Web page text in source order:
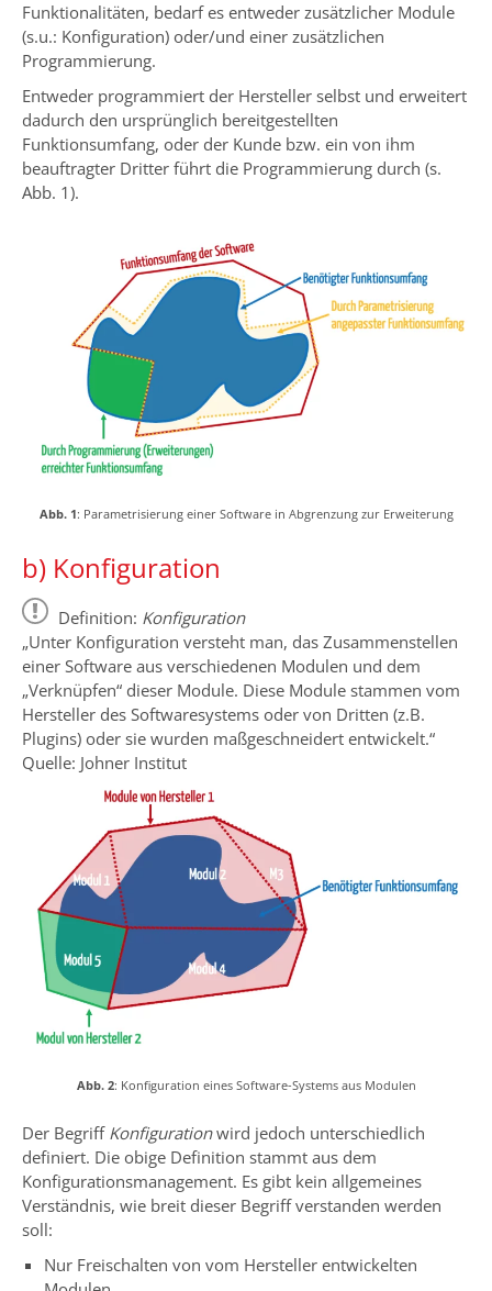
Funktionalitäten, bedarf es entweder zusätzlicher Module
(s.u.: Konfiguration) oder/und einer zusätzlichen
Programmierung.
Entweder programmiert der Hersteller selbst und erweitert
dadurch den ursprünglich bereitgestellten
Funktionsumfang, oder der Kunde bzw. ein von ihm
beauftragter Dritter führt die Programmierung durch (s.
Abb. 1).
Abb. 1: Parametrisierung einer Software in Abgrenzung zur Erweiterung
b) Konfiguration
Definition: Konfiguration
„Unter Konfiguration versteht man, das Zusammenstellen
einer Software aus verschiedenen Modulen und dem
„Verknüpfen“ dieser Module. Diese Module stammen vom
Hersteller des Softwaresystems oder von Dritten (z.B.
Plugins) oder sie wurden maßgeschneidert entwickelt.“
Quelle: Johner Institut
Abb. 2: Konfiguration eines Software-Systems aus Modulen
Der Begriff Konfigurationwird jedoch unterschiedlich
definiert. Die obige Definition stammt aus dem
Konfigurationsmanagement. Es gibt kein allgemeines
Verständnis, wie breit dieser Begriff verstanden werden
soll:
Nur Freischalten von vom Hersteller entwickelten